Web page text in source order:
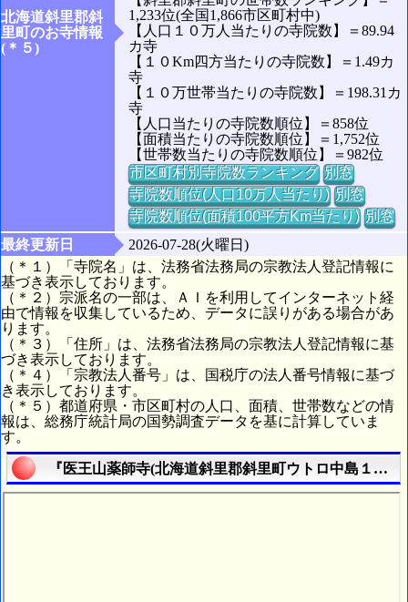
北海道斜里郡斜
里町のお寺情報
(＊５)
1,233位(全国1,866市区町村中)
【人口１０万人当たりの寺院数】＝89.94
カ寺
【１０Km四方当たりの寺院数】＝1.49カ
寺
【１０万世帯当たりの寺院数】＝198.31カ
寺
【人口当たりの寺院数順位】＝858位
【面積当たりの寺院数順位】＝1,752位
【世帯数当たりの寺院数順位】＝982位
市区町村別寺院数ランキング 別窓
寺院数順位(人口10万人当たり) 別窓
寺院数順位(面積100平方Km当たり) 別窓
最終更新日
2026-07-28(火曜日)
（＊１）「寺院名」は、法務省法務局の宗教法人登記情報に
基づき表示しております。
（＊２）宗派名の一部は、ＡＩを利用してインターネット経
由で情報を収集しているため、データに誤りがある場合があ
ります。
（＊３）「住所」は、法務省法務局の宗教法人登記情報に基
づき表示しております。
（＊４）「宗教法人番号」は、国税庁の法人番号情報に基づ
き表示しております。
（＊５）都道府県・市区町村の人口、面積、世帯数などの情
報は、総務庁統計局の国勢調査データを基に計算していま
す。
『医王山薬師寺(北海道斜里郡斜里町ウトロ中島１５